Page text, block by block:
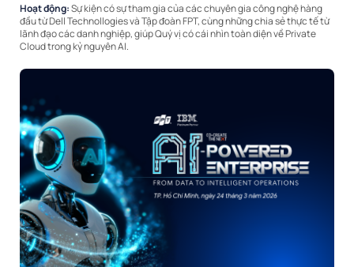
Hoạt động:Sự kiện có sự tham gia của các chuyên gia công nghệ hàng
đầu từ Dell Technollogies và Tập đoàn FPT, cùng những chia sẻ thực tế từ
lãnh đạo các danh nghiệp, giúp Quý vị có cái nhìn toàn diện về Private
Cloud trong kỷ nguyên AI.